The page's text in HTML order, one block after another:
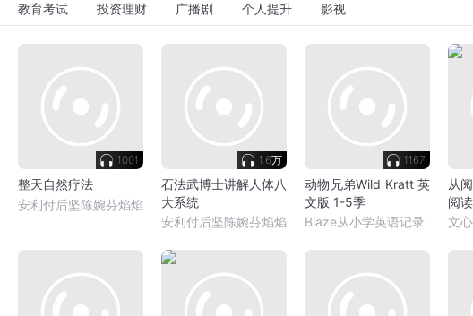
教育考试 投资理财 广播剧 个人提升 影视
1001
整天自然疗法
安利付后坚陈婉芬焰焰
1.6万
石法武博士讲解人体八
大系统
安利付后坚陈婉芬焰焰
1167
动物兄弟Wild Kratt 英
文版 1-5季
Blaze从小学英语记录
从
阅
生复
文